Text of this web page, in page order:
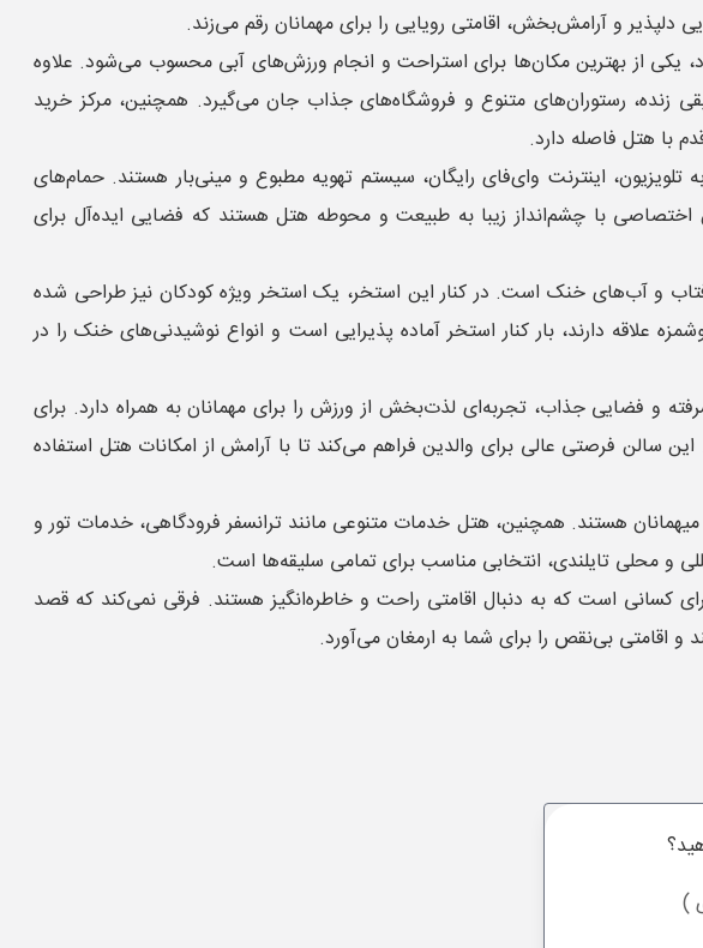
و آرامش‌بخش، اقامتی رویایی را برای مهمانان رقم می‌زند.
یکی از بهترین مکان‌ها برای استراحت و انجام ورزش‌های آبی محسوب می‌شود. علاوه
زنده، رستوران‌های متنوع و فروشگاه‌های جذاب جان می‌گیرد. همچنین، مرکز خرید
با هتل فاصله دارد.
اینترنت وای‌فای رایگان، سیستم تهویه مطبوع و مینی‌بار هستند. حمام‌های
اختصاصی با چشم‌انداز زیبا به طبیعت و محوطه هتل هستند که فضایی ایده‌آل برای
و آب‌های خنک است. در کنار این استخر، یک استخر ویژه کودکان نیز طراحی شده
علاقه دارند، بار کنار استخر آماده پذیرایی است و انواع نوشیدنی‌های خنک را در
و فضایی جذاب، تجربه‌ای لذت‌بخش از ورزش را برای مهمانان به همراه دارد. برای
فرصتی عالی برای والدین فراهم می‌کند تا با آرامش از امکانات هتل استفاده
نیازهای میهمانان هستند. همچنین، هتل خدمات متنوعی مانند ترانسفر فرودگاهی، خدمات تور و
و محلی تایلندی، انتخابی مناسب برای تمامی سلیقه‌ها است.
کسانی است که به دنبال اقامتی راحت و خاطره‌انگیز هستند. فرقی نمی‌کند که قصد
و اقامتی بی‌نقص را برای شما به ارمغان می‌آورد.